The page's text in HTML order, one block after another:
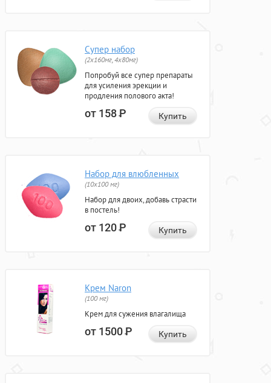
Супер набор
(2х160мг, 4х80мг)
Попробуй все супер препараты
для усиления эрекции и
продления полового акта!
от 158Р Купить
Набор для влюбленных
(10х100 мг)
Набор для двоих, добавь страсти
в постель!
от 120Р Купить
Крем Naron
(100 мг)
Крем для сужения влагалища
от 1500Р Купить